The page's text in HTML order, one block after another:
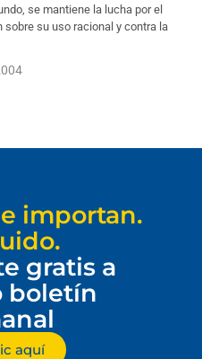
se mantiene la lucha por el
su uso racional y contra la
importan.
gratis a
boletín
aquí